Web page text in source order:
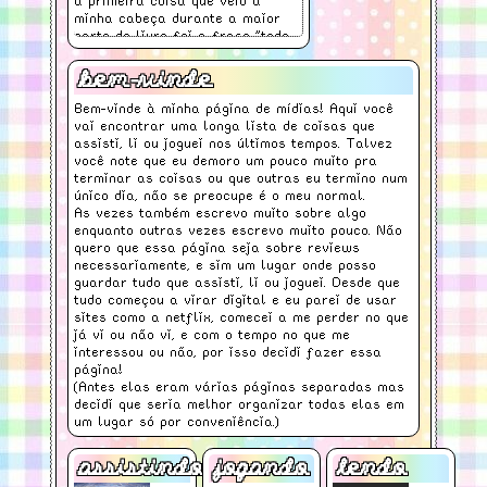
como os americanos conseguem
acreditar nele.
minha cabeça durante a maior
parte do livro foi a frase "todo
homem é um possível abusador",
e eu sinto que o livro retrata
muito bem os dois rostos desse
tipo de pessoa.
❝Aquele também era eu. Parecia
natural e humano.❞
bem-vinde
Bem-vinde à minha página de mídias! Aqui você
vai encontrar uma longa lista de coisas que
assisti, li ou joguei nos últimos tempos. Talvez
você note que eu demoro um pouco muito pra
terminar as coisas ou que outras eu termino num
único dia, não se preocupe é o meu normal.
As vezes também escrevo muito sobre algo
enquanto outras vezes escrevo muito pouco. Não
quero que essa página seja sobre reviews
necessariamente, e sim um lugar onde posso
guardar tudo que assisti, li ou joguei. Desde que
tudo começou a virar digital e eu parei de usar
sites como a netflix, comecei a me perder no que
já vi ou não vi, e com o tempo no que me
interessou ou não, por isso decidi fazer essa
página!
(Antes elas eram várias páginas separadas mas
decidi que seria melhor organizar todas elas em
um lugar só por conveniência.)
assistindo jogando lendo